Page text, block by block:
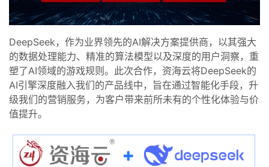
DeepSeek，作为业界领先的AI解决方案提供商，以其强大
的数据处理能力、精准的算法模型以及深度的用户洞察，重
塑了AI领域的游戏规则。此次合作，资海云将DeepSeek的
AI引擎深度融入我们的产品线中，旨在通过智能化手段，升
级我们的营销服务，为客户带来前所未有的个性化体验与价
值提升。